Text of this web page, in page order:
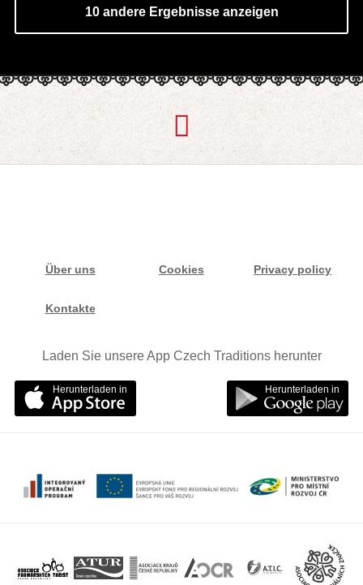
10 andere Ergebnisse anzeigen
Über uns Cookies Privacy policy
Kontakte
Laden Sie unsere App Czech Traditions herunter
Herunterladen in Herunterladen in